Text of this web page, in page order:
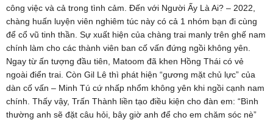
công việc và cả trong tình cảm. Đến với Người Ấy Là Ai? – 2022,
chàng huấn luyện viên nghiêm túc này có cả 1 nhóm bạn đi cùng
để cổ vũ tinh thần. Sự xuất hiện của chàng trai manly trên ghế nam
chính làm cho các thành viên ban cố vấn đứng ngồi không yên.
Ngay từ ấn tượng đầu tiên, Matoom đã khen Hồng Thái có vẻ
ngoài điển trai. Còn Gil Lê thì phát hiện “gương mặt chủ lực” của
dàn cố vấn – Minh Tú cứ nhấp nhổm không yên khi ngồi cạnh nam
chính. Thấy vậy, Trấn Thành liền tạo điều kiện cho đàn em: “Bình
thường anh sẽ đặt câu hỏi, bây giờ anh để cho em chăm sóc nè”